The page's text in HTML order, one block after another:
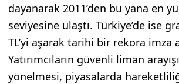
dayanarak 2011’den bu yana en
seviyesine ulaştı. Türkiye’de ise
TL’yi aşarak tarihi bir rekora imza
Yatırımcıların güvenli liman
yönelmesi, piyasalarda